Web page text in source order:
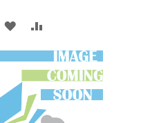
ADD
TO
WISH
LIST
TO
COMPARE